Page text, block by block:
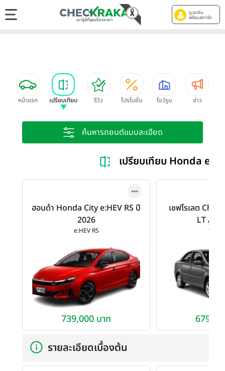
ดูวงเงิน
พร้อมสตาร์ท
หน้าแรก เปรียบเทียบ รีวิว โปรโมชั่น โชว์รูม ข่าว
ค้นหารถยนต์แบบละเอียด
เปรียบเทียบ Honda
ฮอนด้า Honda City e:HEV RS ปี
2026
e:HEV RS
739,000 บาท
เชฟโรเลต
LT AT
1.6
รายละเอียดเบื้องต้น